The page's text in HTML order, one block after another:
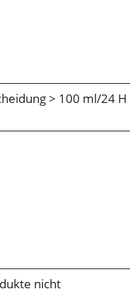
> 100 ml/24 H
nicht